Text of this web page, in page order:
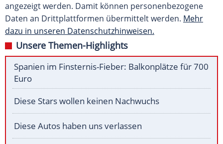
angezeigt werden. Damit können personenbezogene
Daten an Drittplattformen übermittelt werden. Mehr
dazu in unseren Datenschutzhinweisen.
Unsere Themen-Highlights
Spanien im Finsternis-Fieber: Balkonplätze für 700
Euro
Diese Stars wollen keinen Nachwuchs
Diese Autos haben uns verlassen